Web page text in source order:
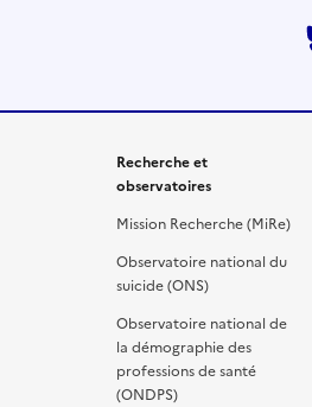
Recherche et
observatoires
Mission Recherche (MiRe)
Observatoire national du
suicide (ONS)
Observatoire national de
la démographie des
professions de santé
(ONDPS)